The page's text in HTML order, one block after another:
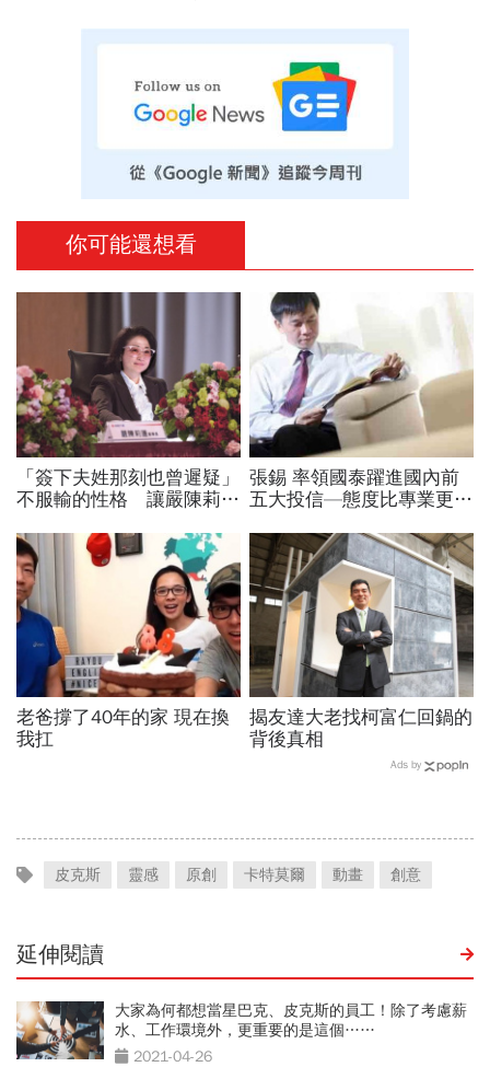
你可能還想看
「簽下夫姓那刻也曾遲疑」
不服輸的性格 讓嚴陳莉蓮
張錫 率領國泰躍進國內前
五大投信—態度比專業更加
老爸撐了40年的家 現在換
我扛
揭友達大老找柯富仁回鍋的
背後真相
Ads by
皮克斯 靈感 原創 卡特莫爾 動畫 創意
延伸閱讀
大家為何都想當星巴克、皮克斯的員工！除了考慮薪
水、工作環境外，更重要的是這個……
2021-04-26